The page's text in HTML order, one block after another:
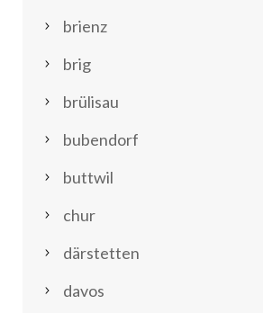
brienz
brig
brülisau
bubendorf
buttwil
chur
därstetten
davos